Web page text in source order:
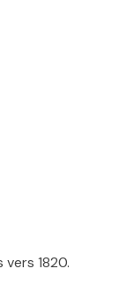
1820.